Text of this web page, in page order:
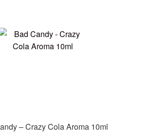
– Crazy Cola Aroma 10ml